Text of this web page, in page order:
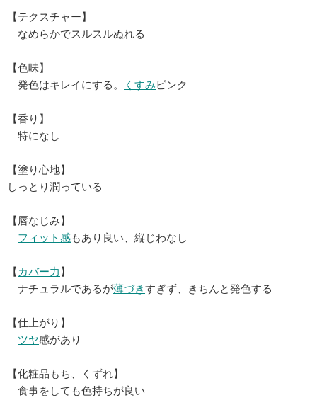
【テクスチャー】
なめらかでスルスルぬれる
【色味】
発色はキレイにする。
くすみピンク
【香り】
特になし
【塗り心地】
しっとり潤っている
【唇なじみ】
フィット感もあり良い、縦じわなし
【 カバー力 】
ナチュラルであるが薄づきすぎず、きちんと発色する
【仕上がり】
ツヤ感があり
【化粧品もち、くずれ】
食事をしても色持ちが良い